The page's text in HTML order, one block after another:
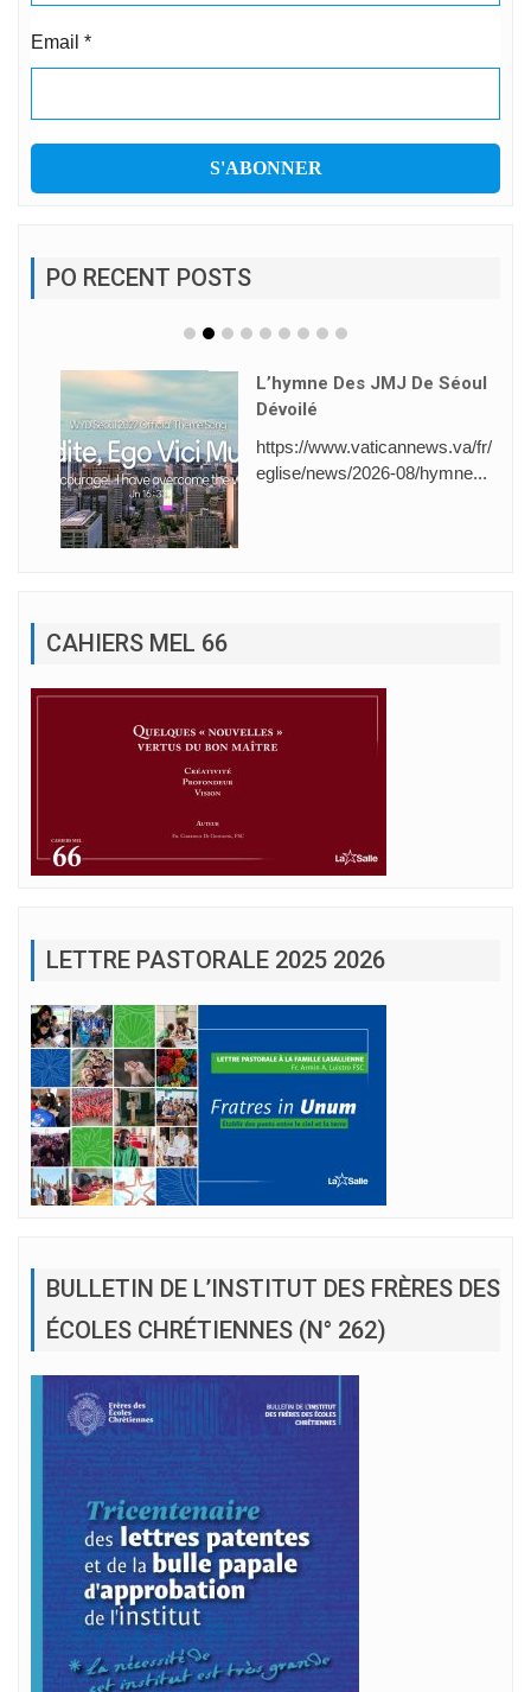
Email *
PO RECENT POSTS
L’hymne Des JMJ De Séoul
Dévoilé
https://www.vaticannews.va/fr/
eglise/news/2026-08/hymne...
CAHIERS MEL 66
LETTRE PASTORALE 2025 2026
BULLETIN DE L’INSTITUT DES FRÈRES DES
ÉCOLES CHRÉTIENNES (N° 262)